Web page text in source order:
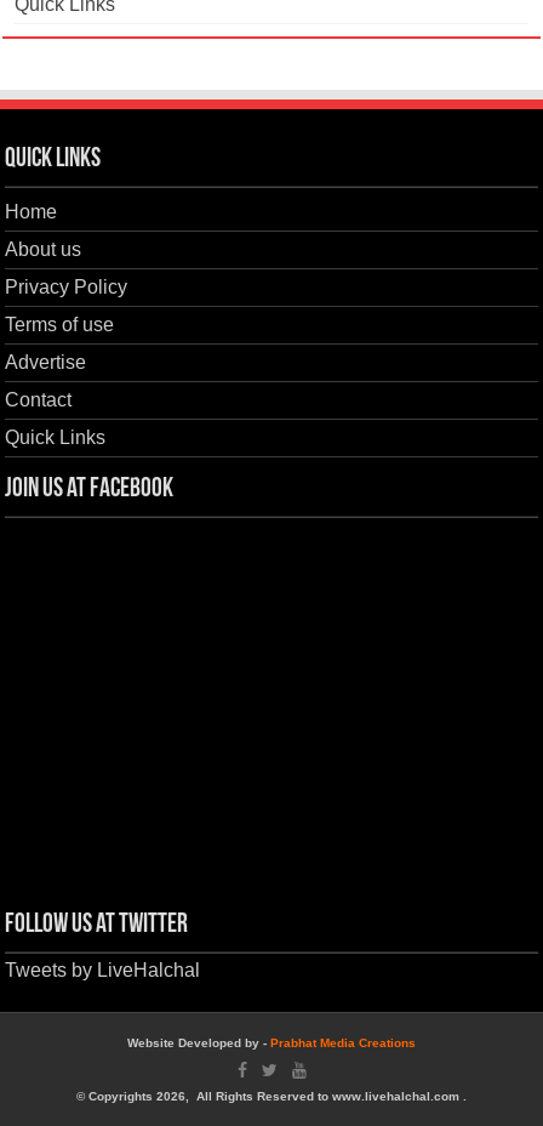
Quick Links
Quick Links
Home
About us
Privacy Policy
Terms of use
Advertise
Contact
Quick Links
Join us at Facebook
Follow us at Twitter
Tweets by LiveHalchal
Website Developed by - Prabhat Media Creations
© Copyrights 2026, All Rights Reserved to www.livehalchal.com .